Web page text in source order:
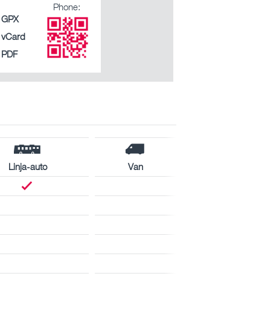
GPX
vCard
PDF
Phone:
Linja-auto
Van